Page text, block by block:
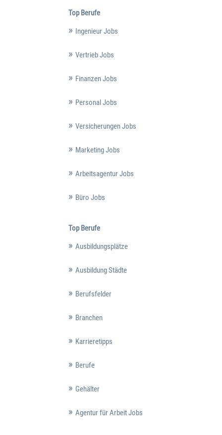
Top Berufe
Ingenieur Jobs
Vertrieb Jobs
Finanzen Jobs
Personal Jobs
Versicherungen Jobs
Marketing Jobs
Arbeitsagentur Jobs
Büro Jobs
Top Berufe
Ausbildungsplätze
Ausbildung Städte
Berufsfelder
Branchen
Karrieretipps
Berufe
Gehälter
Agentur für Arbeit Jobs